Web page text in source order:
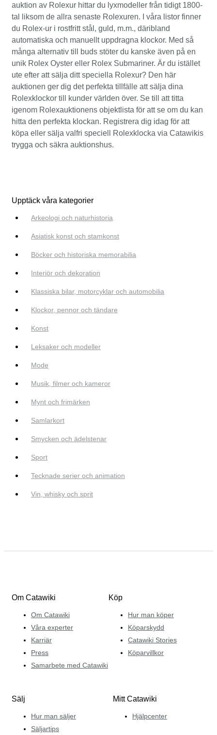
auktion av Rolexur hittar du lyxmodeller från tidigt 1800-
tal liksom de allra senaste Rolexuren. I våra listor finner
du Rolex-ur i rostfritt stål, guld, m.m., däribland
automatiska och manuellt uppdragna klockor. Med så
många alternativ till buds stöter du kanske även på en
unik Rolex Oyster eller Rolex Submariner. Är du istället
ute efter att sälja ditt speciella Rolexur? Den här
auktionen ger dig det perfekta tillfälle att sälja dina
Rolexklockor till kunder världen över. Se till att titta
igenom Rolexauktionens objektlista för att se om du kan
hitta den perfekta klockan. Registrera dig idag för att
köpa eller sälja valfri speciell Rolexklocka via Catawikis
trygga och säkra auktionshus.
Upptäck våra kategorier
Arkeologi och naturhistoria
Asiatisk konst och stamkonst
Böcker och historiska memorabilia
Interiör och dekoration
Klassiska bilar, motorcyklar och automobilia
Klockor, pennor och tändare
Konst
Leksaker och modeller
Mode
Musik, filmer och kameror
Mynt och frimärken
Samlarkort
Smycken och ädelstenar
Sport
Tecknade serier och animation
Vin, whisky och sprit
Om Catawiki
Om Catawiki
Våra experter
Karriär
Press
Samarbete med Catawiki
Köp
Hur man köper
Köparskydd
Catawiki Stories
Köparvillkor
Sälj
Hur man säljer
Säljartips
Mitt Catawiki
Hjälpcenter